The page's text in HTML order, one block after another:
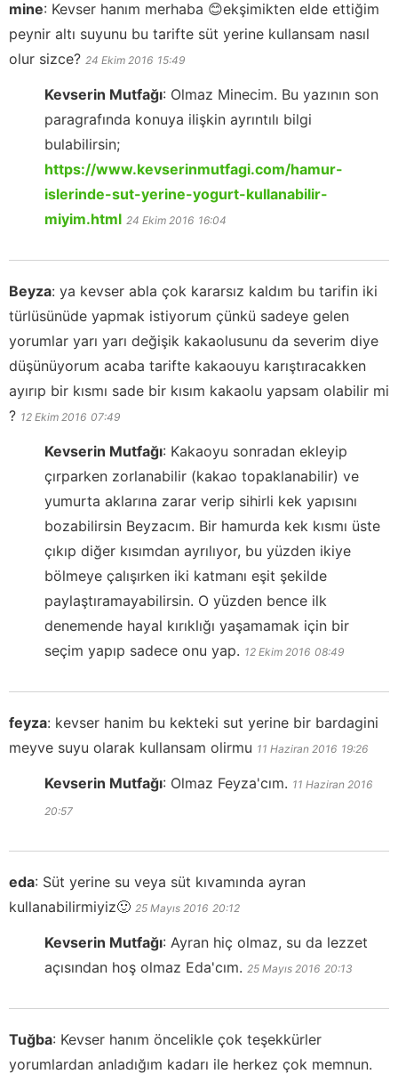
mine: Kevser hanım merhaba 😊ekşimikten elde ettiğim
peynir altı suyunu bu tarifte süt yerine kullansam nasıl
olur sizce? 24 Ekim 2016 15:49
Kevserin Mutfağı: Olmaz Minecim. Bu yazının son
paragrafında konuya ilişkin ayrıntılı bilgi
bulabilirsin;
https://www.kevserinmutfagi.com/hamur-
islerinde-sut-yerine-yogurt-kullanabilir-
miyim.html 24 Ekim 2016 16:04
Beyza: ya kevser abla çok kararsız kaldım bu tarifin iki
türlüsünüde yapmak istiyorum çünkü sadeye gelen
yorumlar yarı yarı değişik kakaolusunu da severim diye
düşünüyorum acaba tarifte kakaouyu karıştıracakken
ayırıp bir kısmı sade bir kısım kakaolu yapsam olabilir mi
? 12 Ekim 2016 07:49
Kevserin Mutfağı: Kakaoyu sonradan ekleyip
çırparken zorlanabilir (kakao topaklanabilir) ve
yumurta aklarına zarar verip sihirli kek yapısını
bozabilirsin Beyzacım. Bir hamurda kek kısmı üste
çıkıp diğer kısımdan ayrılıyor, bu yüzden ikiye
bölmeye çalışırken iki katmanı eşit şekilde
paylaştıramayabilirsin. O yüzden bence ilk
denemende hayal kırıklığı yaşamamak için bir
seçim yapıp sadece onu yap. 12 Ekim 2016 08:49
feyza: kevser hanim bu kekteki sut yerine bir bardagini
meyve suyu olarak kullansam olirmu 11 Haziran 2016 19:26
Kevserin Mutfağı: Olmaz Feyza'cım. 11 Haziran 2016
20:57
eda: Süt yerine su veya süt kıvamında ayran
kullanabilirmiyiz🙂 25 Mayıs 2016 20:12
Kevserin Mutfağı: Ayran hiç olmaz, su da lezzet
açısından hoş olmaz Eda'cım. 25 Mayıs 2016 20:13
Tuğba: Kevser hanım öncelikle çok teşekkürler
yorumlardan anladığım kadarı ile herkez çok memnun.